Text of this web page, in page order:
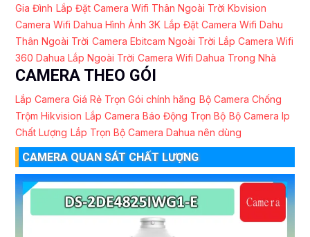
Gia Đình Lắp Đặt Camera Wifi Thân Ngoài Trời Kbvision
Camera Wifi Dahua Hình Ảnh 3K Lắp Đặt Camera Wifi Dahu
Thân Ngoài Trời Camera Ebitcam Ngoài Trời Lắp Camera Wifi
360 Dahua Lắp Ngoài Trời Camera Wifi Dahua Trong Nhà
CAMERA THEO GÓI
Lắp Camera Giá Rẻ Trọn Gói chính hãng Bộ Camera Chống
Trộm Hikvision Lắp Camera Báo Động Trọn Bộ Bộ Camera Ip
Chất Lượng Lắp Trọn Bộ Camera Dahua nên dùng
CAMERA QUAN SÁT CHẤT LƯỢNG